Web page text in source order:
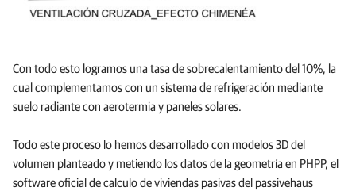
Con todo esto logramos una tasa de sobrecalentamiento del 10%, la
cual complementamos con un sistema de refrigeración mediante
suelo radiante con aerotermia y paneles solares.
Todo este proceso lo hemos desarrollado con modelos 3D del
volumen planteado y metiendo los datos de la geometría en PHPP, el
software oficial de calculo de viviendas pasivas del passivehaus